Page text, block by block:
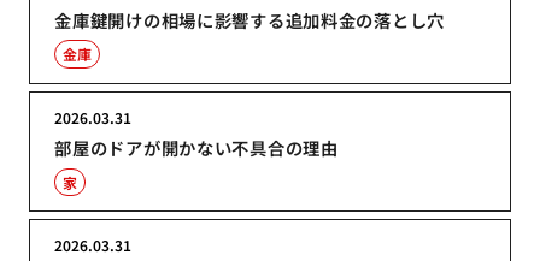
金庫鍵開けの相場に影響する追加料金の落とし穴
金庫
部屋のドアが開かない不具合の理由
2026.03.31
家
2026.03.31